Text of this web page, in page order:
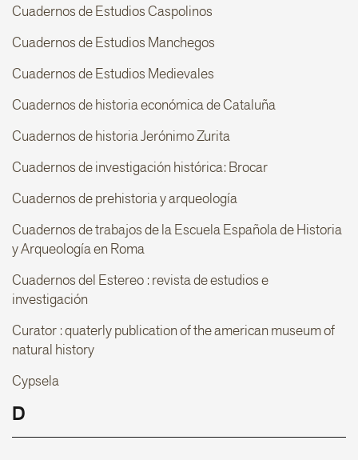
Cuadernos de Estudios Caspolinos
Cuadernos de Estudios Manchegos
Cuadernos de Estudios Medievales
Cuadernos de historia económica de Cataluña
Cuadernos de historia Jerónimo Zurita
Cuadernos de investigación histórica: Brocar
Cuadernos de prehistoria y arqueología
Cuadernos de trabajos de la Escuela Española de Historia
y Arqueología en Roma
Cuadernos del Estereo : revista de estudios e
investigación
Curator : quaterly publication of the american museum of
natural history
Cypsela
D